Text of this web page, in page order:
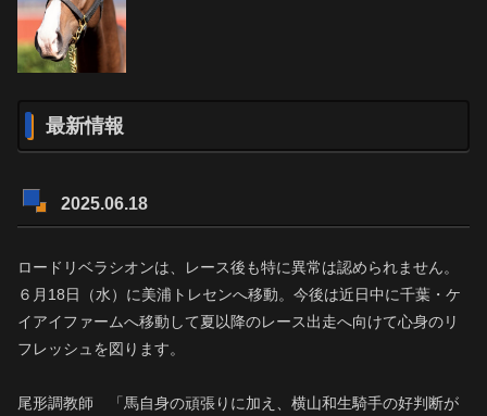
最新情報
2025.06.18
ロードリベラシオンは、レース後も特に異常は認められません。
６月18日（水）に美浦トレセンへ移動。今後は近日中に千葉・ケ
イアイファームへ移動して夏以降のレース出走へ向けて心身のリ
フレッシュを図ります。
尾形調教師 「馬自身の頑張りに加え、横山和生騎手の好判断が